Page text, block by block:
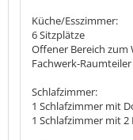
Küche/Esszimmer:
6 Sitzplätze
Offener Bereich zum
Fachwerk-Raumteiler
Schlafzimmer:
1 Schlafzimmer mit
1 Schlafzimmer mit 2